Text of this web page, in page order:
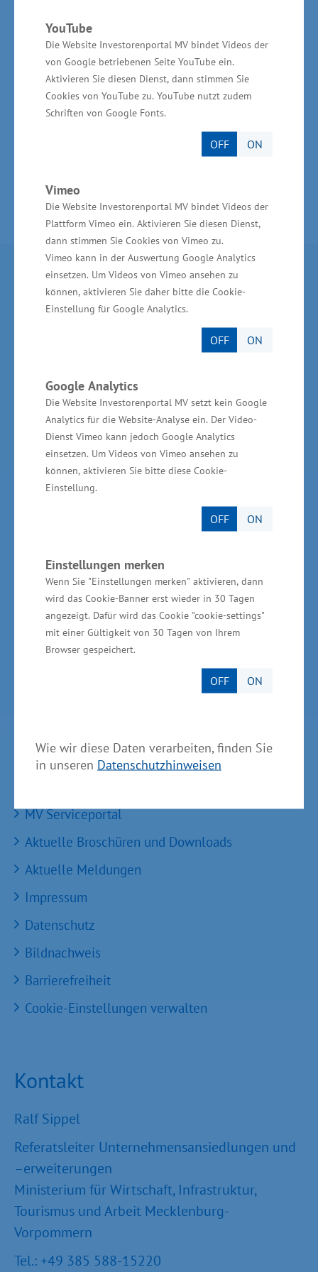
YouTube
Die Website Investorenportal MV bindet Videos der
von Google betriebenen Seite YouTube ein.
Aktivieren Sie diesen Dienst, dann stimmen Sie
Cookies von YouTube zu. YouTube nutzt zudem
Schriften von Google Fonts.
OFF ON
Vimeo
Die Website Investorenportal MV bindet Videos der
Plattform Vimeo ein. Aktivieren Sie diesen Dienst,
dann stimmen Sie Cookies von Vimeo zu.
Vimeo kann in der Auswertung Google Analytics
einsetzen. Um Videos von Vimeo ansehen zu
können, aktivieren Sie daher bitte die Cookie-
Einstellung für Google Analytics.
OFF ON
Google Analytics
Die Website Investorenportal MV setzt kein Google
Analytics für die Website-Analyse ein. Der Video-
Dienst Vimeo kann jedoch Google Analytics
einsetzen. Um Videos von Vimeo ansehen zu
können, aktivieren Sie bitte diese Cookie-
Einstellung.
OFF ON
Einstellungen merken
Wenn Sie "Einstellungen merken" aktivieren, dann
wird das Cookie-Banner erst wieder in 30 Tagen
angezeigt. Dafür wird das Cookie "cookie-settings"
mit einer Gültigkeit von 30 Tagen von Ihrem
Browser gespeichert.
OFF ON
Wie wir diese Daten verarbeiten, finden Sie
in unseren Datenschutzhinweisen
ihnen gelingt, das Thema Vereinbarkeit in die
Unternehmenskultur zu integrieren.
Publikation Gleichstellung von Frauen und
Männern im EFRE (PDF, 4,6 MB)
Partner im Land
Ministerium für Wirtschaft, Infrastruktur,
Tourismus und Arbeit Mecklenburg-Vorpommern
Landes MV
BioCon Valley®GmbH
Landesförderinstitut Mecklenburg-Vorpommern
(LFI M-V)
TBI Technologie-Beratungs-Institut GmbH
GSA - Gesellschaft für Struktur &
Nachfolgezentrale MV
Unternehmerverbände in MV
Wirtschaftsnahe Institutionen und Kammern des
Landes MV
Kontakt für Investoren
MV Serviceportal
Aktuelle Broschüren und Downloads
Aktuelle Meldungen
Impressum
Datenschutz
Bildnachweis
Barrierefreiheit
Cookie-Einstellungen verwalten
Kontakt
Ralf Sippel
Referatsleiter Unternehmensansiedlungen und
–erweiterungen
Ministerium für Wirtschaft, Infrastruktur,
Tourismus und Arbeit Mecklenburg-
Vorpommern
Tel.: +49 385 588-15220